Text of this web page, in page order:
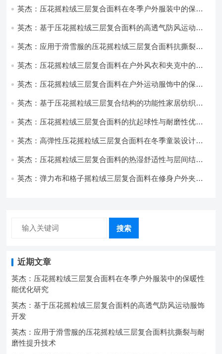
英杰：压花摇粒绒三层复合面料在冬季户外服装中的保暖
英杰：基于压花摇粒绒三层复合面料的高透气防风运动服
英杰：应用于滑雪服的压花摇粒绒三层复合面料抗撕裂与
英杰：压花摇粒绒三层复合面料在户外风衣和夹克中的应
英杰：压花摇粒绒三层复合面料在户外运动服饰中的保暖
英杰：基于压花摇粒绒三层复合结构的功能性家居纺织品
英杰：压花摇粒绒三层复合面料的抗起球性与耐磨性优化
英杰：高弹性压花摇粒绒三层复合面料在冬季童装设计中
英杰：压花摇粒绒三层复合面料的热湿舒适性与层间结合
英杰：弹力布和格子摇粒绒三层复合面料在修身户外夹克
搜索
近期文章
英杰：压花摇粒绒三层复合面料在冬季户外服装中的保暖性
能优化研究
英杰：基于压花摇粒绒三层复合面料的高透气防风运动服饰
开发
英杰：应用于滑雪服的压花摇粒绒三层复合面料抗撕裂与耐
磨性提升技术